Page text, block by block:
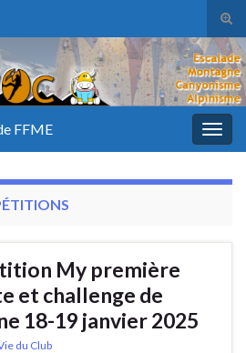
FFME
My première
et challenge de
18-19 janvier 2025
du Club